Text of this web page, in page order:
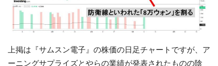
『Money1』
韓国は「中国と同じく」投資に不適格な国
だ。
す」⇒「金を経由するドル入手」手段ではないのか？
上掲は『サムスン電子』の株価の日足チャートですが、ア
ーニングサプライズとやらの業績が発表されたものの陰